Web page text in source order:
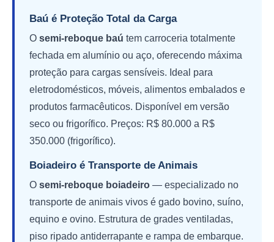
Baú é Proteção Total da Carga
O semi-reboque baú tem carroceria totalmente
fechada em alumínio ou aço, oferecendo máxima
proteção para cargas sensíveis. Ideal para
eletrodomésticos, móveis, alimentos embalados e
produtos farmacêuticos. Disponível em versão
seco ou frigorífico. Preços: R$ 80.000 a R$
350.000 (frigorífico).
Boiadeiro é Transporte de Animais
O semi-reboque boiadeiro — especializado no
transporte de animais vivos é gado bovino, suíno,
equino e ovino. Estrutura de grades ventiladas,
piso ripado antiderrapante e rampa de embarque.